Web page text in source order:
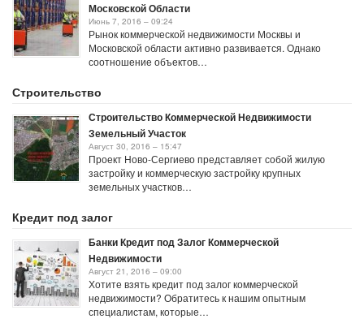
Московской Области
Июнь 7, 2016 – 09:24
Рынок коммерческой недвижимости Москвы и
Московской области активно развивается. Однако
соотношение объектов…
Строительство
Строительство Коммерческой Недвижимости
Земельный Участок
Август 30, 2016 – 15:47
Проект Ново-Сергиево представляет собой жилую
застройку и коммерческую застройку крупных
земельных участков…
Кредит под залог
Банки Кредит под Залог Коммерческой
Недвижимости
Август 21, 2016 – 09:00
Хотите взять кредит под залог коммерческой
недвижимости? Обратитесь к нашим опытным
специалистам, которые…